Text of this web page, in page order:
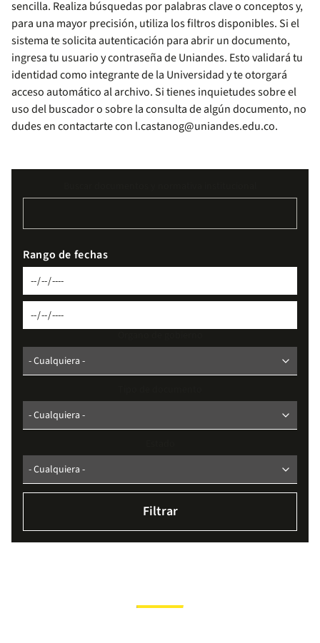
sencilla. Realiza búsquedas por palabras clave o conceptos y,
para una mayor precisión, utiliza los filtros disponibles. Si el
sistema te solicita autenticación para abrir un documento,
ingresa tu usuario y contraseña de Uniandes. Esto validará tu
identidad como integrante de la Universidad y te otorgará
acceso automático al archivo. Si tienes inquietudes sobre el
uso del buscador o sobre la consulta de algún documento, no
dudes en contactarte con l.castanog@uniandes.edu.co.
Rango de fechas